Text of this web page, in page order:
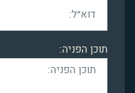
תוכן הפניה: